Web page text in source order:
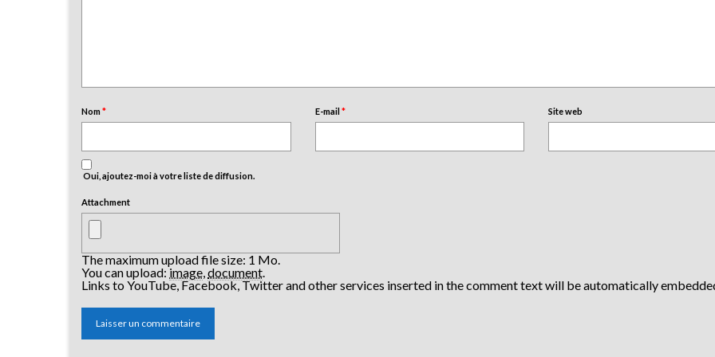
Nom* E-mail* Site web
Oui, ajoutez-moi à votre liste de diffusion.
Attachment
The maximum upload file size: 1 Mo.
You can upload:image document
Links to YouTube, Facebook, Twitter and other services inserted in the comment text will be automatically